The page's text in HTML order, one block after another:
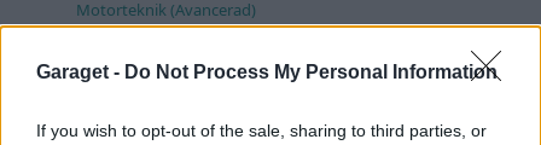
Garaget - Do Not Process My Personal Information
If you wish to opt-out of the sale, sharing to third parties, or
Motorteknik (Avancerad)
anledning.
39 svar
Allmänt